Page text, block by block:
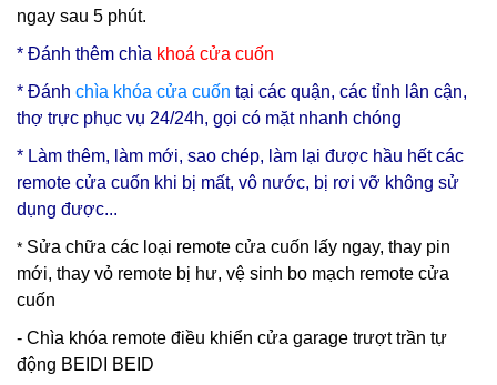
ngay sau 5 phút.
* Đánh thêm chìa khoá cửa cuốn
* Đánh chìa khóa cửa cuốn tại các quận, các tỉnh lân cận,
thợ trực phục vụ 24/24h, gọi có mặt nhanh chóng
* Làm thêm, làm mới, sao chép, làm lại được hầu hết các
remote cửa cuốn khi bị mất, vô nước, bị rơi vỡ không sử
dụng được...
* Sửa chữa các loại remote cửa cuốn lấy ngay, thay pin
mới, thay vỏ remote bị hư, vệ sinh bo mạch remote cửa
cuốn
- Chìa khóa remote điều khiển cửa garage trượt trần tự
động BEIDI BEID